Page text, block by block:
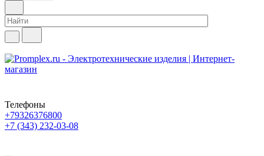
Телефоны
+79326376800
+7 (343) 232-03-08